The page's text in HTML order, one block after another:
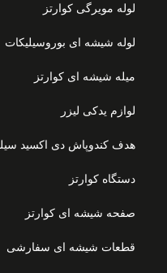
لوله مویرگی کوارتز
لوله شیشه ای بوروسیلیکات
میله شیشه ای کوارتز
لوازم یدکی لیزر
هدف کندوپاش دی اکسید
دستگاه کوارتز
صفحه شیشه ای کوارتز
قطعات شیشه ای سفارشی